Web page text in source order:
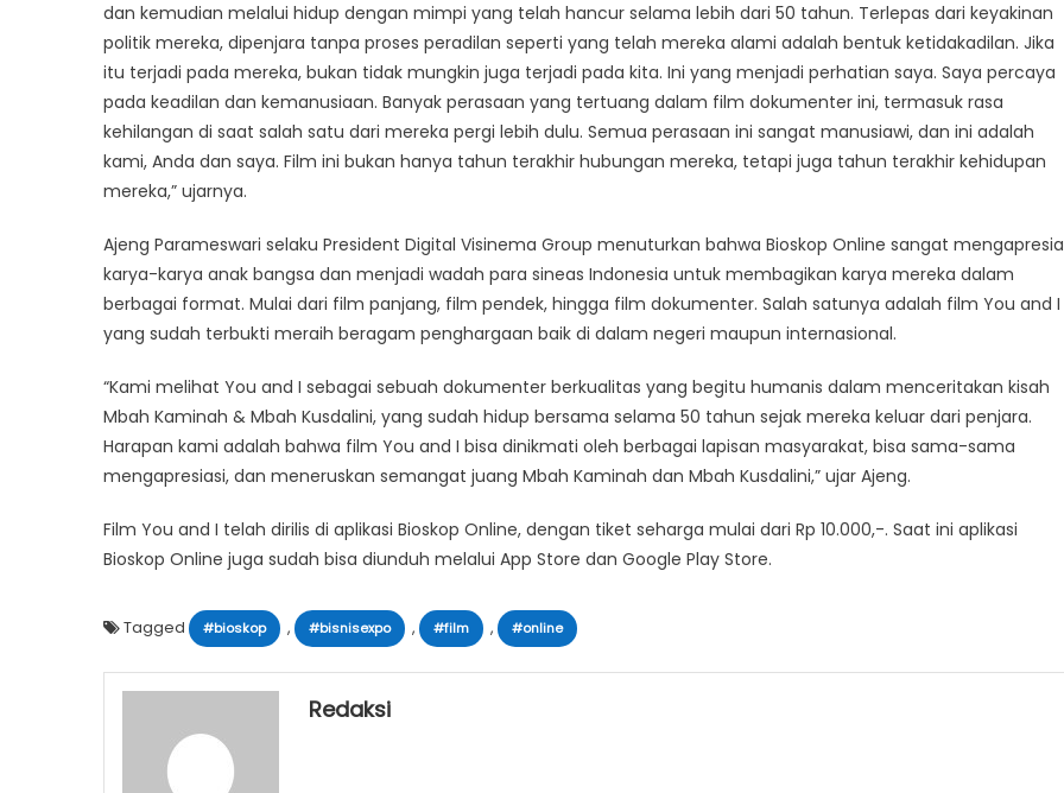
dan kemudian melalui hidup dengan mimpi yang telah hancur selama lebih dari 50 tahun. Terlepas dari keyakinan
politik mereka, dipenjara tanpa proses peradilan seperti yang telah mereka alami adalah bentuk ketidakadilan. Jika
itu terjadi pada mereka, bukan tidak mungkin juga terjadi pada kita. Ini yang menjadi perhatian saya. Saya percaya
pada keadilan dan kemanusiaan. Banyak perasaan yang tertuang dalam film dokumenter ini, termasuk rasa
kehilangan di saat salah satu dari mereka pergi lebih dulu. Semua perasaan ini sangat manusiawi, dan ini adalah
kami, Anda dan saya. Film ini bukan hanya tahun terakhir hubungan mereka, tetapi juga tahun terakhir kehidupan
mereka,” ujarnya.
Ajeng Parameswari selaku President Digital Visinema Group menuturkan bahwa Bioskop Online sangat
karya-karya anak bangsa dan menjadi wadah para sineas Indonesia untuk membagikan karya mereka dalam
berbagai format. Mulai dari film panjang, film pendek, hingga film dokumenter. Salah satunya adalah film You and I
yang sudah terbukti meraih beragam penghargaan baik di dalam negeri maupun internasional.
“Kami melihat You and I sebagai sebuah dokumenter berkualitas yang begitu humanis dalam menceritakan kisah
Mbah Kaminah & Mbah Kusdalini, yang sudah hidup bersama selama 50 tahun sejak mereka keluar dari penjara.
Harapan kami adalah bahwa film You and I bisa dinikmati oleh berbagai lapisan masyarakat, bisa sama-sama
mengapresiasi, dan meneruskan semangat juang Mbah Kaminah dan Mbah Kusdalini,” ujar Ajeng.
Film You and I telah dirilis di aplikasi Bioskop Online, dengan tiket seharga mulai dari Rp 10.000,-. Saat ini aplikasi
Bioskop Online juga sudah bisa diunduh melalui App Store dan Google Play Store.
Tagged #bioskop , #bisnisexpo , #film , #online
Redaksi